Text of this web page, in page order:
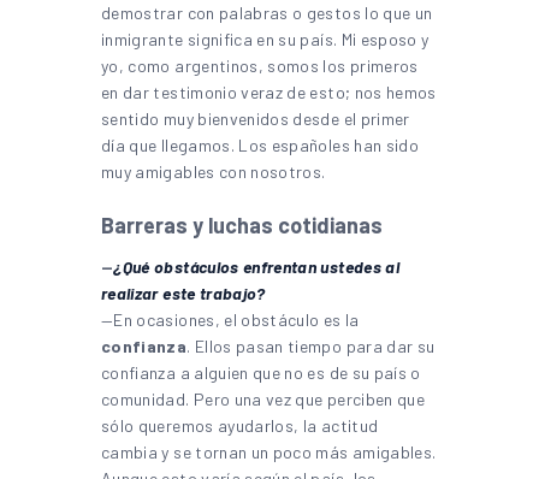
demostrar con palabras o gestos lo que un
inmigrante significa en su país. Mi esposo y
yo, como argentinos, somos los primeros
en dar testimonio veraz de esto; nos hemos
sentido muy bienvenidos desde el primer
día que llegamos. Los españoles han sido
muy amigables con nosotros.
Barreras y luchas cotidianas
—¿Qué obstáculos enfrentan ustedes al
realizar este trabajo?
—En ocasiones, el obstáculo es la
confianza. Ellos pasan tiempo para dar su
confianza a alguien que no es de su país o
comunidad. Pero una vez que perciben que
sólo queremos ayudarlos, la actitud
cambia y se tornan un poco más amigables.